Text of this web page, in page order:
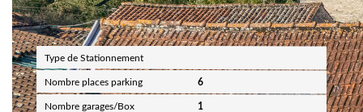
Autres
Type de Stationnement
Nombre places parking 6
Nombre garages/Box 1